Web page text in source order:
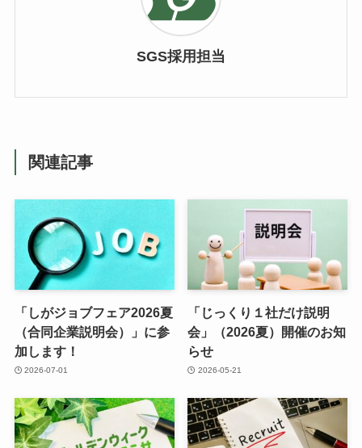
SGS採用担当
関連記事
「しがジョブフェア2026夏
（合同企業説明会）」に参
加します！
2026-07-01
「じっくり１社だけ説明
会」（2026夏）開催のお知
らせ
2026-05-21